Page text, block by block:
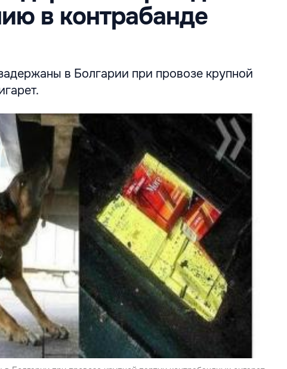
в контрабанде
в Болгарии при провозе крупной